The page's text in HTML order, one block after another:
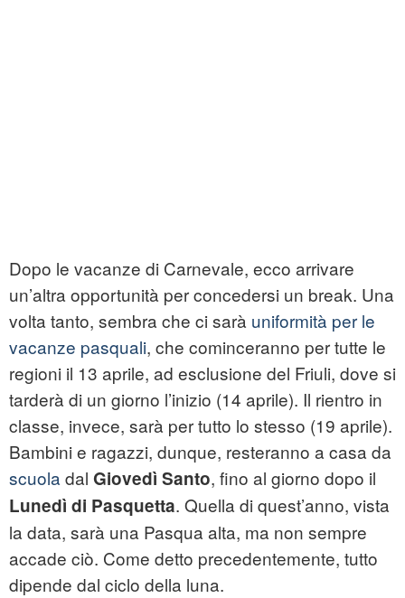
Dopo le vacanze di Carnevale, ecco arrivare
un’altra opportunità per concedersi un break. Una
volta tanto, sembra che ci sarà uniformità per le
vacanze pasquali, che cominceranno per tutte le
regioni il 13 aprile, ad esclusione del Friuli, dove si
tarderà di un giorno l’inizio (14 aprile). Il rientro in
classe, invece, sarà per tutto lo stesso (19 aprile).
Bambini e ragazzi, dunque, resteranno a casa da
scuola dal Giovedì Santo, fino al giorno dopo il
Lunedì di Pasquetta. Quella di quest’anno, vista
la data, sarà una Pasqua alta, ma non sempre
accade ciò. Come detto precedentemente, tutto
dipende dal ciclo della luna.